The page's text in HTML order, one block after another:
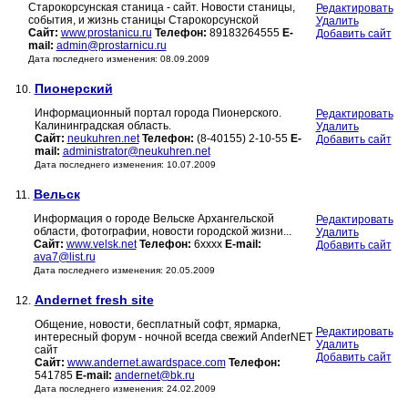
Старокорсунская станица - сайт. Новости станицы,
события, и жизнь станицы Старокорсунской
Сайт: www.prostanicu.ru Телефон: 89183264555 E-
mail: admin@prostarnicu.ru
Дата последнего изменения: 08.09.2009
Редактировать
Удалить
Добавить сайт
10. Пионерский
Информационный портал города Пионерского.
Калининградская область.
Сайт: neukuhren.net Телефон: (8-40155) 2-10-55 E-
mail: administrator@neukuhren.net
Дата последнего изменения: 10.07.2009
Редактировать
Удалить
Добавить сайт
11. Вельск
Информация о городе Вельске Архангельской
области, фотографии, новости городской жизни...
Сайт: www.velsk.net Телефон: 6xxxx E-mail:
ava7@list.ru
Дата последнего изменения: 20.05.2009
Редактировать
Удалить
Добавить сайт
12. Andernet fresh site
Общение, новости, бесплатный софт, ярмарка,
интересный форум - ночной всегда свежий AnderNET
сайт
Сайт: www.andernet.awardspace.com Телефон:
541785 E-mail: andernet@bk.ru
Дата последнего изменения: 24.02.2009
Редактировать
Удалить
Добавить сайт